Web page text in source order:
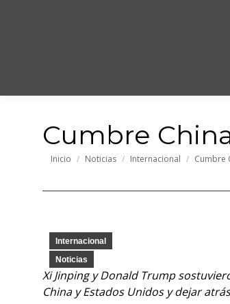
Cumbre
Estás aquí:
Inicio Noticias Internacional Cumbre
Internacional
Noticias
Xi Jinping y Donald Trump
China y Estados Unidos y dejar